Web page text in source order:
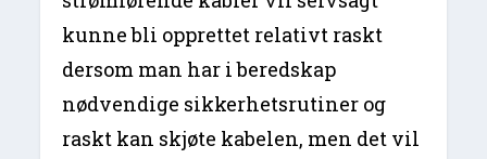
kunne bli opprettet relativt raskt
dersom man har i beredskap
nødvendige sikkerhetsrutiner og
raskt kan skjøte kabelen, men det vil